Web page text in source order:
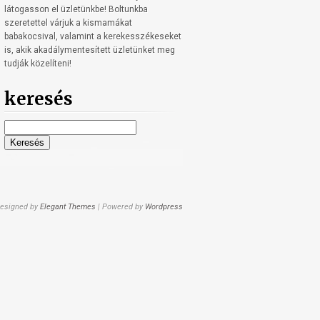
látogasson el üzletünkbe! Boltunkba
szeretettel várjuk a kismamákat
babakocsival, valamint a kerekesszékeseket
is, akik akadálymentesített üzletünket meg
tudják közelíteni!
keresés
by Elegant Themes | Powered by Wordpress